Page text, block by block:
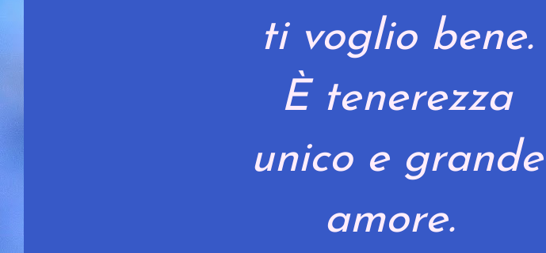
ti voglio bene.
È tenerezza
unico e grande
amore.